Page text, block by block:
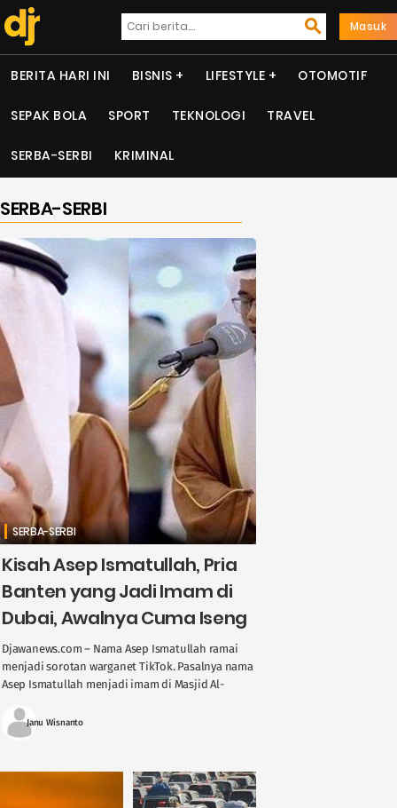
Masuk
BERITA HARI INI BISNIS LIFESTYLE OTOMOTIF
SEPAK BOLA SPORT TEKNOLOGI TRAVEL
SERBA-SERBI KRIMINAL
SERBA-SERBI
SERBA-SERBI
Kisah Asep Ismatullah, Pria
Banten yang Jadi Imam di
Dubai, Awalnya Cuma Iseng
Djawanews.com – Nama Asep Ismatullah ramai
menjadi sorotan warganet TikTok. Pasalnya nama
Asep Ismatullah menjadi imam di Masjid Al-
asal Lebak ....
Janu Wisnanto